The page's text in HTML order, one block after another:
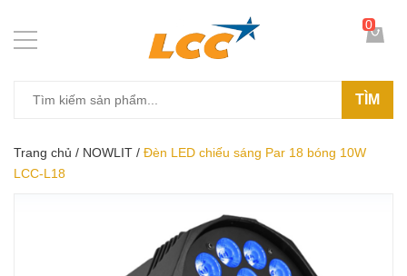
TÌM
0
Trang chủ / NOWLIT / Đèn LED chiếu sáng Par 18 bóng 10W
LCC-L18